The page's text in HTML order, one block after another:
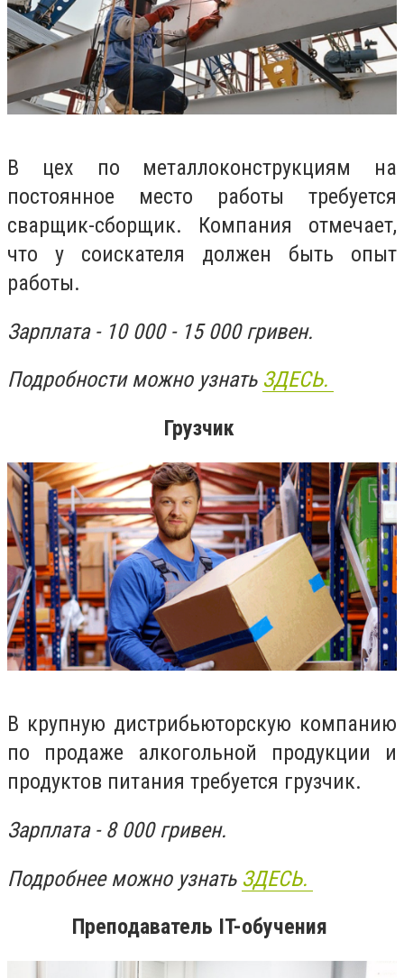
В цех по металлоконструкциям на
постоянное место работы требуется
сварщик-сборщик. Компания отмечает,
что у соискателя должен быть опыт
работы.
Зарплата - 10 000 - 15 000 гривен.
Подробности можно узнать ЗДЕСЬ.
Грузчик
В крупную дистрибьюторскую компанию
по продаже алкогольной продукции и
продуктов питания требуется грузчик.
Зарплата - 8 000 гривен.
Подробнее можно узнать ЗДЕСЬ.
Преподаватель IT-обучения